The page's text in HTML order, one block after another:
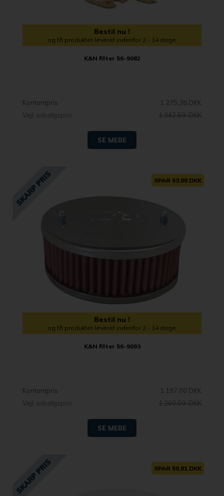
Bestil nu !
og få produktet leveret indenfor 2 - 14 dage
K&N filter 56-9082
Kontantpris
1.275,38 DKK
Vejl. udsalgspris
1.342,50 DKK
SE MERE
SPAR 63,00 DKK
Bestil nu !
og få produktet leveret indenfor 2 - 14 dage
K&N filter 56-9093
Kontantpris
1.197,00 DKK
Vejl. udsalgspris
1.260,00 DKK
SE MERE
SPAR 50,81 DKK